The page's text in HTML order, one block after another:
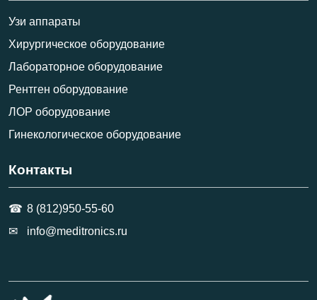
Узи аппараты
Хирургическое оборудование
Лабораторное оборудование
Рентген оборудование
ЛОР оборудование
Гинекологическое оборудование
Контакты
8 (812)950-55-60
info@meditronics.ru